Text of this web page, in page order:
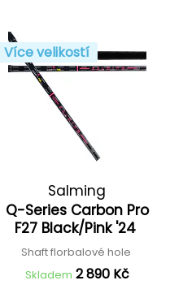
Více velikostí
Salming
Q-Series Carbon Pro
F27 Black/Pink '24
Shaft florbalové hole
Skladem 2 890 Kč